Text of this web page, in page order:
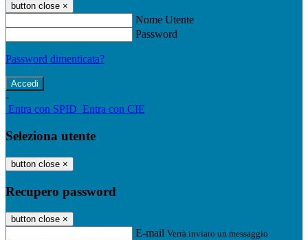
button close ×
Nome Utente
Password
Password dimenticata?
-
Entra con SPID Entra con CIE
Seleziona utente
button close ×
Recupero password
button close ×
E-mail Verrà inviato un messaggio